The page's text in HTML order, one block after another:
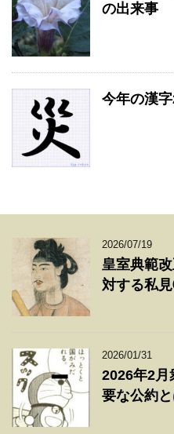
の出来事
今年の漢字
2026/07/19
皇室典範
対する私
2026/01/31
2026年2月
要な公約